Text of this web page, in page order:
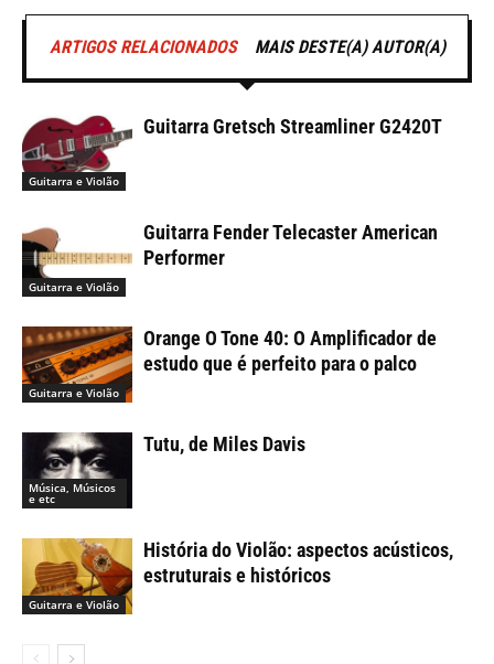
ARTIGOS RELACIONADOS MAIS DESTE(A) AUTOR(A)
Guitarra e Violão
Guitarra Gretsch Streamliner G2420T
Guitarra e Violão
Guitarra Fender Telecaster American
Performer
Guitarra e Violão
Orange O Tone 40: O Amplificador de
estudo que é perfeito para o palco
Música, Músicos
e etc
Tutu, de Miles Davis
Guitarra e Violão
História do Violão: aspectos acústicos,
estruturais e históricos